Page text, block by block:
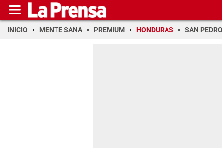
INICIO MENTE SANA PREMIUM HONDURAS SAN PEDRO